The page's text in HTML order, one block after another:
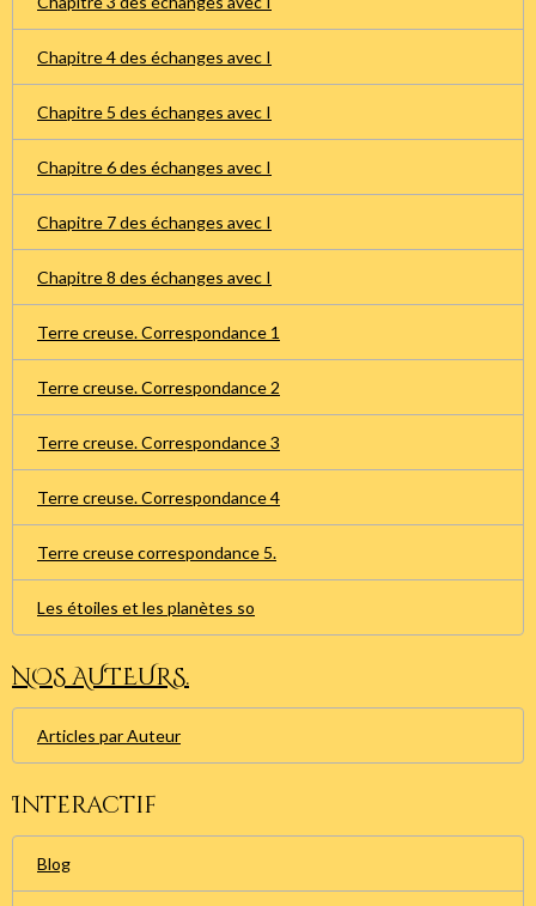
Chapitre 4 des échanges avec I
Chapitre 5 des échanges avec I
Chapitre 6 des échanges avec I
Chapitre 7 des échanges avec I
Chapitre 8 des échanges avec I
Terre creuse. Correspondance 1
Terre creuse. Correspondance 2
Terre creuse. Correspondance 3
Terre creuse. Correspondance 4
Terre creuse correspondance 5.
Les étoiles et les planètes so
NOS AUTEURS.
Articles par Auteur
Interactif
Blog